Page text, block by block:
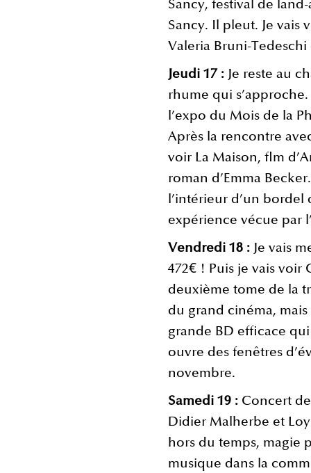
Sancy, festival de
Sancy. Il pleut. Je vais
Valeria Bruni-
Jeudi 17 : Je reste au
rhume qui s’approche.
l’expo du Mois de la
Après la rencontre
voir La Maison, flm
roman d’Emma
l’intérieur d’un bordel
expérience vécue par
Vendredi 18 : Je vais
472€ ! Puis je vais voir
deuxième tome de la
du grand cinéma,
grande BD efficace
ouvre des fenêtres
novembre.
Samedi 19 : Concert
Didier Malherbe et
hors du temps, magie
musique dans la